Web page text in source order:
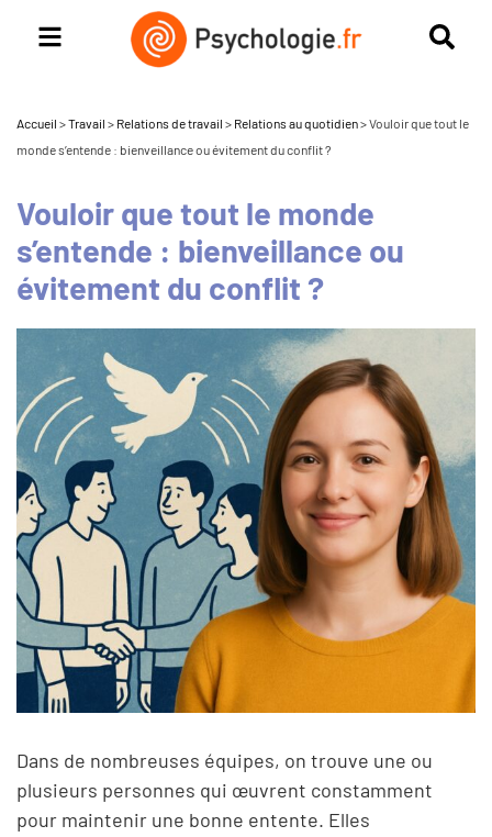
Accueil >Travail > Relations de travail > Relations au quotidien>Vouloir que tout le
monde s’entende : bienveillance ou évitement du conflit ?
Vouloir que tout le monde
s’entende : bienveillance ou
évitement du conflit ?
Dans de nombreuses équipes, on trouve une ou
plusieurs personnes qui œuvrent constamment
pour maintenir une bonne entente. Elles